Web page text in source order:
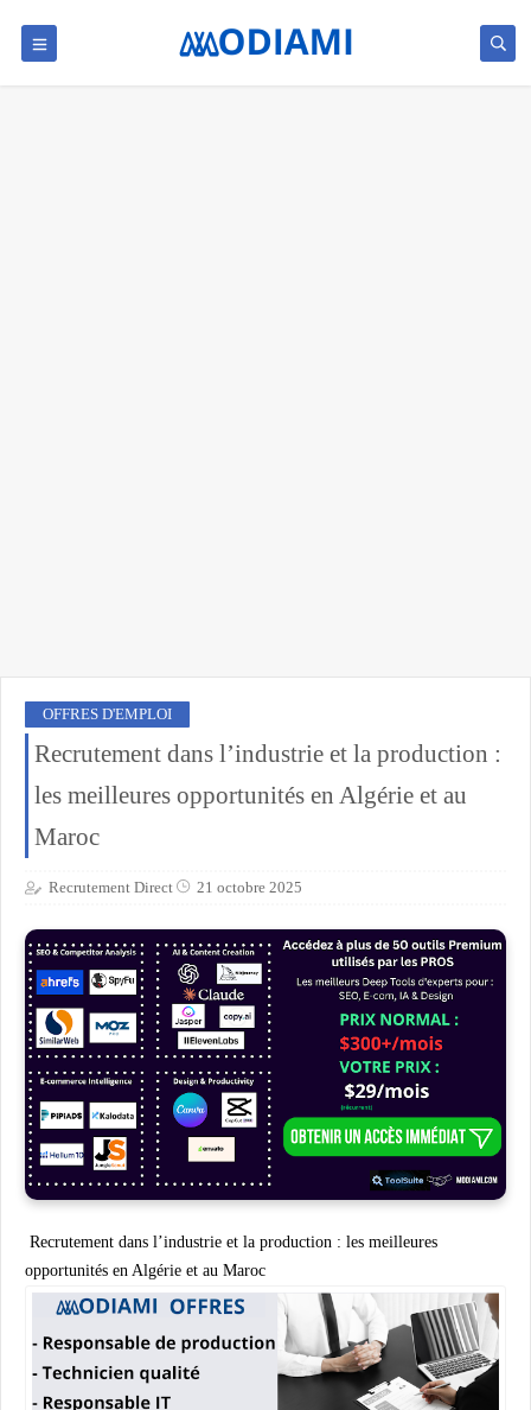
OFFRES D'EMPLOI
Recrutement dans l’industrie et la production :
les meilleures opportunités en Algérie et au
Maroc
Recrutement Direct 21 octobre 2025
Recrutement dans l’industrie et la production : les meilleures
opportunités en Algérie et au Maroc